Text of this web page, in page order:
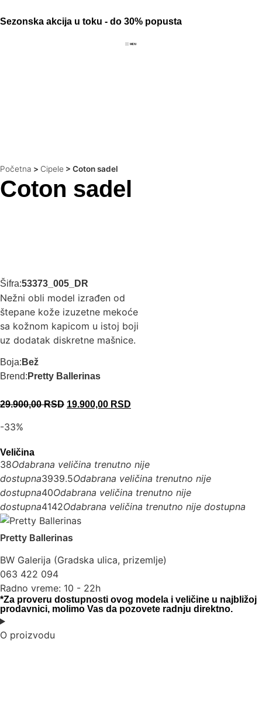
Sezonska akcija u toku - do 30% popusta
Početna > Cipele > Coton sadel
Coton sadel
Šifra:53373_005_DR
Nežni obli model izrađen od
štepane kože izuzetne mekoće
sa kožnom kapicom u istoj boji
uz dodatak diskretne mašnice.
Boja: Bež
Brend: Pretty Ballerinas
29.900,00RSD 19.900,00 RSD
-33%
Veličina
38Odabrana veličina trenutno nije
dostupna3939.5Odabrana veličina trenutno nije
dostupna40Odabrana veličina trenutno nije
dostupna4142Odabrana veličina trenutno nije dostupna
Pretty Ballerinas
BW Galerija (Gradska ulica, prizemlje)
063 422 094
Radno vreme: 10 - 22h
*Za proveru dostupnosti ovog modela i veličine u najbližoj
prodavnici, molimo Vas da pozovete radnju direktno.
O proizvodu